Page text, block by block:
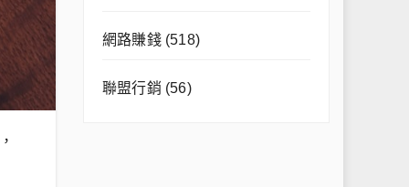
網路賺錢(518)
聯盟行銷 (56)